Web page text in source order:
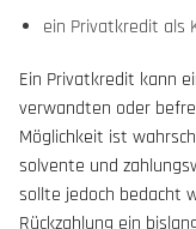
ein Privatkredit als
Ein Privatkredit kann
verwandten oder
Möglichkeit ist
solvente und
sollte jedoch bedacht
Rückzahlung ein